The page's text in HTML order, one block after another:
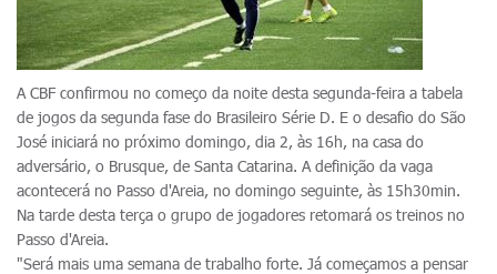
A CBF confirmou no começo da noite desta segunda-feira a tabela
de jogos da segunda fase do Brasileiro Série D. E o desafio do São
José iniciará no próximo domingo, dia 2, às 16h, na casa do
adversário, o Brusque, de Santa Catarina. A definição da vaga
acontecerá no Passo d'Areia, no domingo seguinte, às 15h30min.
Na tarde desta terça o grupo de jogadores retomará os treinos no
Passo d'Areia.
"Será mais uma semana de trabalho forte. Já começamos a pensar